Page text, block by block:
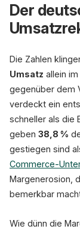
Der
Die Zahlen
Umsatz allein
gegenüber dem
verdeckt ein
schneller als die
geben 38,8 %
gestiegen sind
Commerce-
Margenerosion,
bemerkbar
Wie dünn die